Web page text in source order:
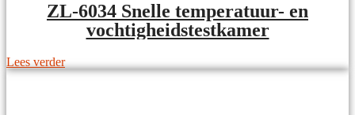
ZL-6034 Snelle temperatuur- en
vochtigheidstestkamer
Lees verder